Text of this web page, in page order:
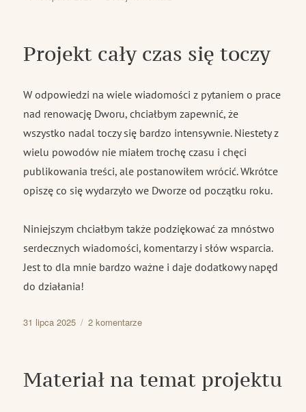
Projekt cały czas się toczy
W odpowiedzi na wiele wiadomości z pytaniem o prace
nad renowację Dworu, chciałbym zapewnić, że
wszystko nadal toczy się bardzo intensywnie. Niestety z
wielu powodów nie miałem trochę czasu i chęci
publikowania treści, ale postanowiłem wrócić. Wkrótce
opiszę co się wydarzyło we Dworze od początku roku.
Niniejszym chciałbym także podziękować za mnóstwo
serdecznych wiadomości, komentarzy i słów wsparcia.
Jest to dla mnie bardzo ważne i daje dodatkowy napęd
do działania!
Data
31 lipca 2025 2 komentarzedo
się
Materiał na temat projektu